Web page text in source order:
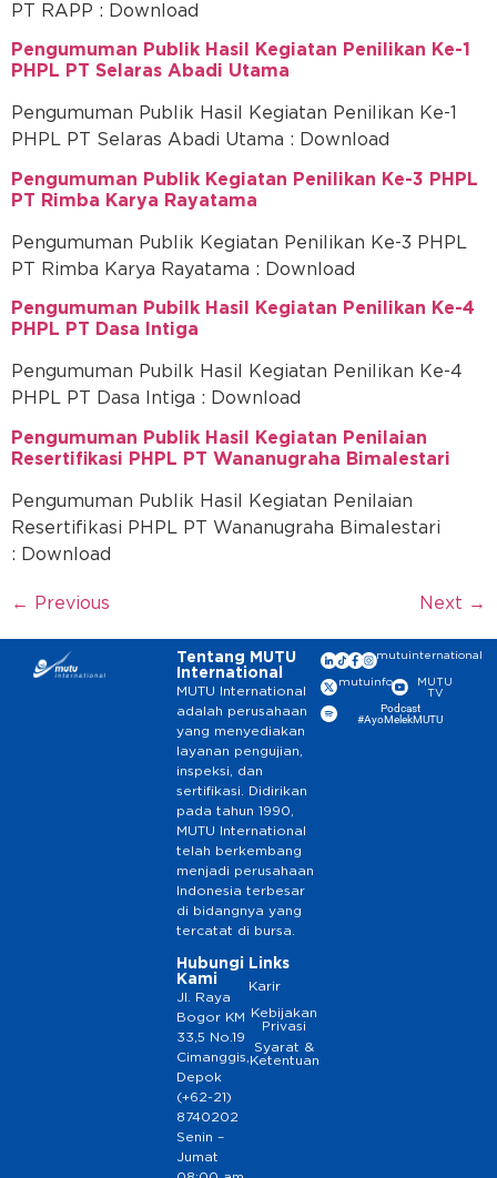
PT RAPP : Download
Pengumuman Publik Hasil Kegiatan Penilikan Ke-1
PHPL PT Selaras Abadi Utama
Pengumuman Publik Hasil Kegiatan Penilikan Ke-1
PHPL PT Selaras Abadi Utama : Download
Pengumuman Publik Kegiatan Penilikan Ke-3 PHPL
PT Rimba Karya Rayatama
Pengumuman Publik Kegiatan Penilikan Ke-3 PHPL
PT Rimba Karya Rayatama : Download
Pengumuman Pubilk Hasil Kegiatan Penilikan Ke-4
PHPL PT Dasa Intiga
Pengumuman Pubilk Hasil Kegiatan Penilikan Ke-4
PHPL PT Dasa Intiga : Download
Pengumuman Publik Hasil Kegiatan Penilaian
Resertifikasi PHPL PT Wananugraha Bimalestari
Pengumuman Publik Hasil Kegiatan Penilaian
Resertifikasi PHPL PT Wananugraha Bimalestari
: Download
← Previous Next →
Tentang MUTU
International
MUTU International
adalah perusahaan
yang menyediakan
layanan pengujian,
inspeksi, dan
sertifikasi. Didirikan
pada tahun 1990,
MUTU International
telah berkembang
menjadi perusahaan
Indonesia terbesar
di bidangnya yang
tercatat di bursa.
Hubungi
Kami
Jl. Raya
Bogor KM
33,5 No.19
Cimanggis,
Depok
(+62-21)
8740202
Senin –
Jumat
Links
Karir
Kebijakan
Privasi
Syarat &
Ketentuan
mutuinternational
mutuinfo
MUTU
TV
Podcast
#AyoMelekMUTU